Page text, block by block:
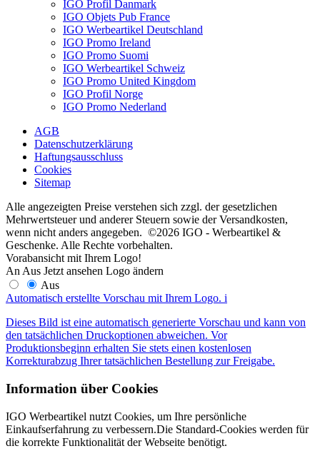
IGO Profil Danmark
IGO Objets Pub France
IGO Werbeartikel Deutschland
IGO Promo Ireland
IGO Promo Suomi
IGO Werbeartikel Schweiz
IGO Promo United Kingdom
IGO Profil Norge
IGO Promo Nederland
AGB
Datenschutzerklärung
Haftungsausschluss
Cookies
Sitemap
Alle angezeigten Preise verstehen sich zzgl. der gesetzlichen
Mehrwertsteuer und anderer Steuern sowie der Versandkosten,
wenn nicht anders angegeben. ©2026 IGO - Werbeartikel &
Geschenke. Alle Rechte vorbehalten.
Vorabansicht mit Ihrem Logo!
An Aus Jetzt ansehen Logo ändern
Aus
Automatisch erstellte Vorschau mit Ihrem Logo. i
Dieses Bild ist eine automatisch generierte Vorschau und kann von
den tatsächlichen Druckoptionen abweichen. Vor
Produktionsbeginn erhalten Sie stets einen kostenlosen
Korrekturabzug Ihrer tatsächlichen Bestellung zur Freigabe.
Information über Cookies
IGO Werbeartikel nutzt Cookies, um Ihre persönliche
Einkaufserfahrung zu verbessern.Die Standard-Cookies werden für
die korrekte Funktionalität der Webseite benötigt.